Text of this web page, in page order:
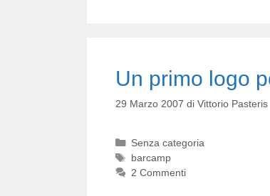
Un primo logo
29 Marzo 2007 di Vittorio Pasteris
Categorie
Senza categoria
Tag
barcamp
2 Commenti